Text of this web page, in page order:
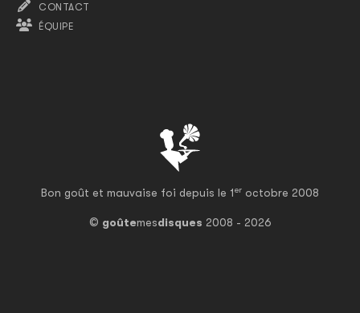
Bon goût et mauvaise foi depuis le 1er octobre 2008
© goûtemesdisques 2008 - 2026
CONTACT
ÉQUIPE